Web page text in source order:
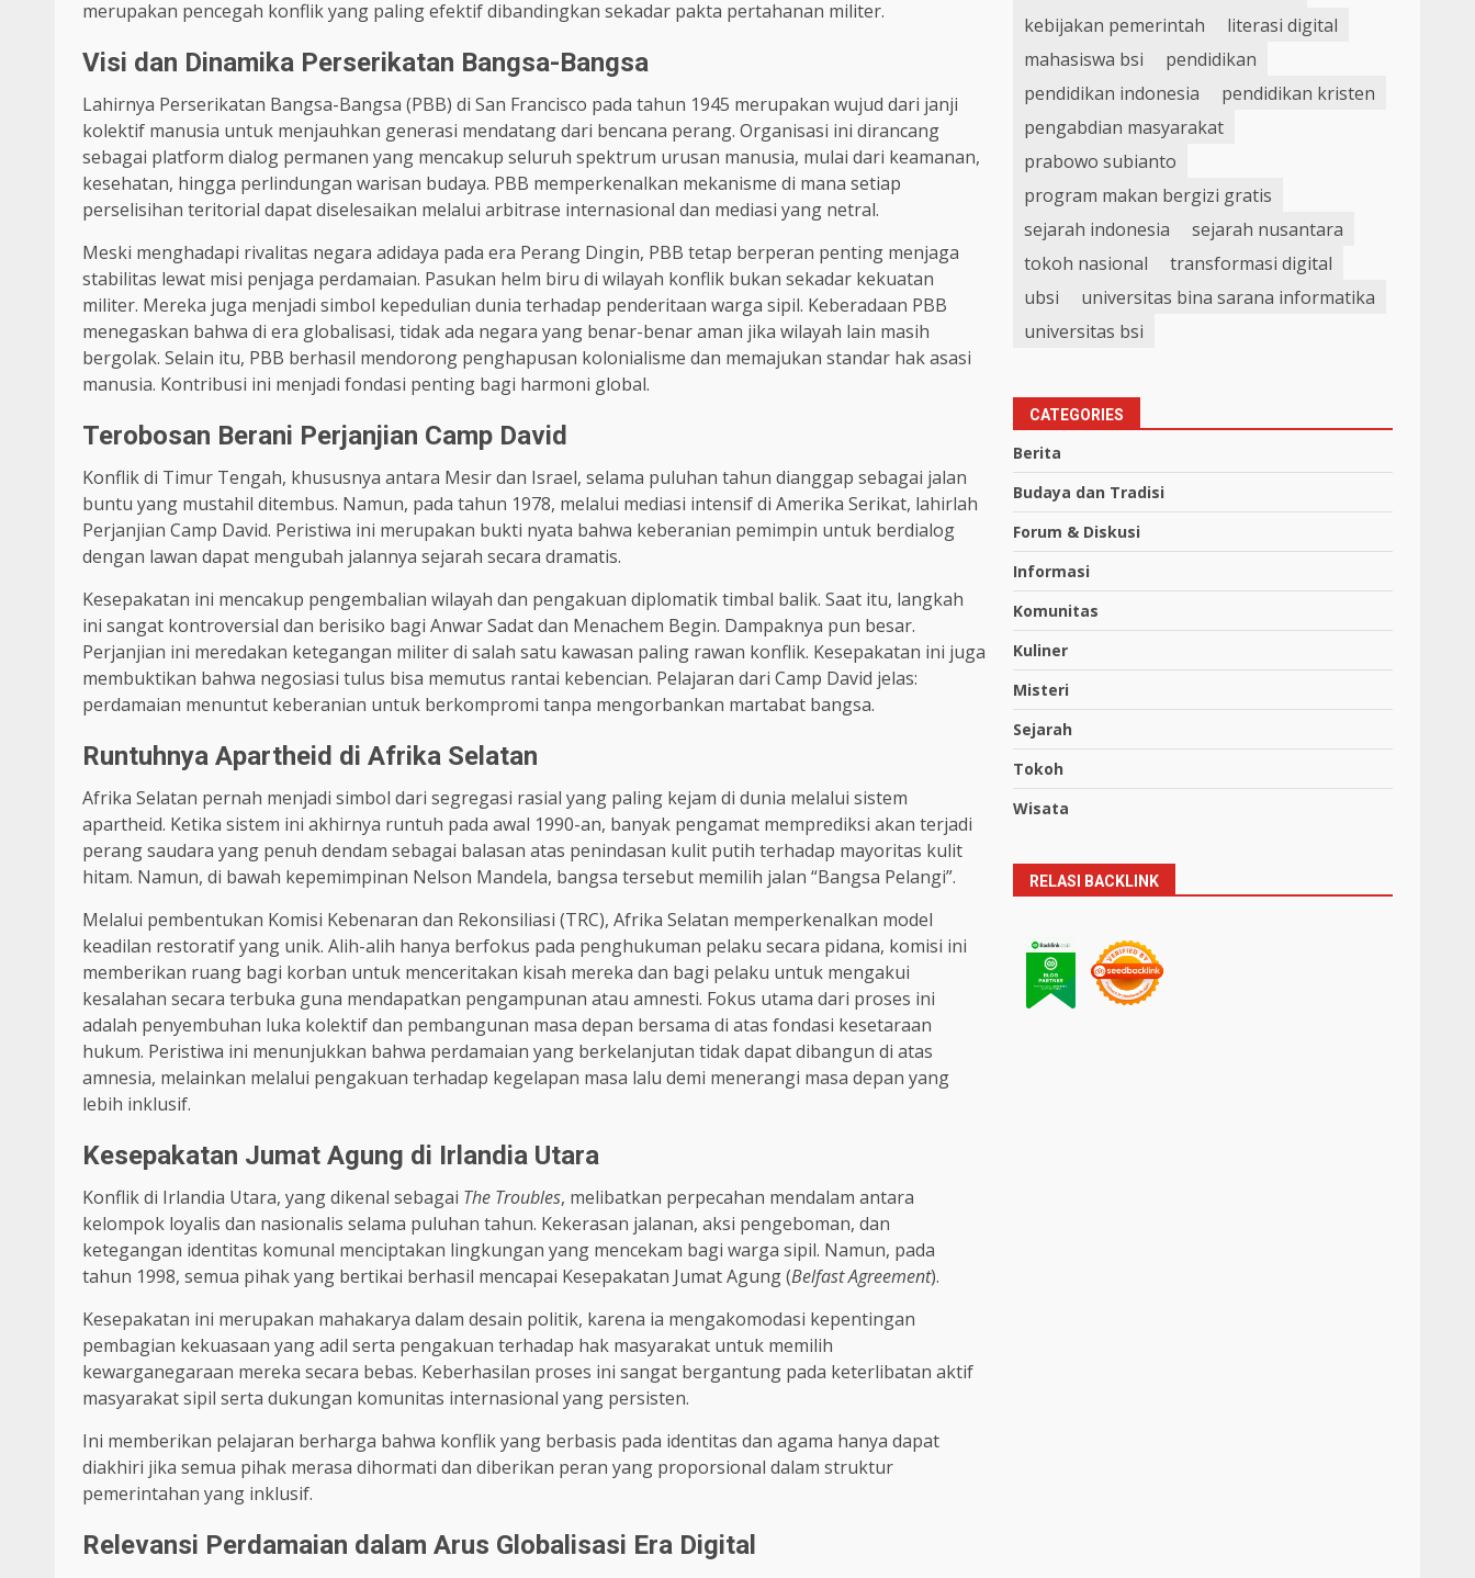
merupakan pencegah konflik yang paling efektif dibandingkan sekadar pakta pertahanan militer.
Visi dan Dinamika Perserikatan Bangsa-Bangsa
Lahirnya Perserikatan Bangsa-Bangsa (PBB) di San Francisco pada tahun 1945 merupakan wujud dari janji
kolektif manusia untuk menjauhkan generasi mendatang dari bencana perang. Organisasi ini dirancang
sebagai platform dialog permanen yang mencakup seluruh spektrum urusan manusia, mulai dari keamanan,
kesehatan, hingga perlindungan warisan budaya. PBB memperkenalkan mekanisme di mana setiap
perselisihan teritorial dapat diselesaikan melalui arbitrase internasional dan mediasi yang netral.
Meski menghadapi rivalitas negara adidaya pada era Perang Dingin, PBB tetap berperan penting menjaga
stabilitas lewat misi penjaga perdamaian. Pasukan helm biru di wilayah konflik bukan sekadar kekuatan
militer. Mereka juga menjadi simbol kepedulian dunia terhadap penderitaan warga sipil. Keberadaan PBB
menegaskan bahwa di era globalisasi, tidak ada negara yang benar-benar aman jika wilayah lain masih
bergolak. Selain itu, PBB berhasil mendorong penghapusan kolonialisme dan memajukan standar hak asasi
manusia. Kontribusi ini menjadi fondasi penting bagi harmoni global.
Terobosan Berani Perjanjian Camp David
Konflik di Timur Tengah, khususnya antara Mesir dan Israel, selama puluhan tahun dianggap sebagai jalan
buntu yang mustahil ditembus. Namun, pada tahun 1978, melalui mediasi intensif di Amerika Serikat, lahirlah
Perjanjian Camp David. Peristiwa ini merupakan bukti nyata bahwa keberanian pemimpin untuk berdialog
dengan lawan dapat mengubah jalannya sejarah secara dramatis.
Kesepakatan ini mencakup pengembalian wilayah dan pengakuan diplomatik timbal balik. Saat itu, langkah
ini sangat kontroversial dan berisiko bagi Anwar Sadat dan Menachem Begin. Dampaknya pun besar.
Perjanjian ini meredakan ketegangan militer di salah satu kawasan paling rawan konflik. Kesepakatan ini juga
membuktikan bahwa negosiasi tulus bisa memutus rantai kebencian. Pelajaran dari Camp David jelas:
perdamaian menuntut keberanian untuk berkompromi tanpa mengorbankan martabat bangsa.
Runtuhnya Apartheid di Afrika Selatan
Afrika Selatan pernah menjadi simbol dari segregasi rasial yang paling kejam di dunia melalui sistem
apartheid. Ketika sistem ini akhirnya runtuh pada awal 1990-an, banyak pengamat memprediksi akan terjadi
perang saudara yang penuh dendam sebagai balasan atas penindasan kulit putih terhadap mayoritas kulit
hitam. Namun, di bawah kepemimpinan Nelson Mandela, bangsa tersebut memilih jalan “Bangsa Pelangi”.
Melalui pembentukan Komisi Kebenaran dan Rekonsiliasi (TRC), Afrika Selatan memperkenalkan model
keadilan restoratif yang unik. Alih-alih hanya berfokus pada penghukuman pelaku secara pidana, komisi ini
memberikan ruang bagi korban untuk menceritakan kisah mereka dan bagi pelaku untuk mengakui
kesalahan secara terbuka guna mendapatkan pengampunan atau amnesti. Fokus utama dari proses ini
adalah penyembuhan luka kolektif dan pembangunan masa depan bersama di atas fondasi kesetaraan
hukum. Peristiwa ini menunjukkan bahwa perdamaian yang berkelanjutan tidak dapat dibangun di atas
amnesia, melainkan melalui pengakuan terhadap kegelapan masa lalu demi menerangi masa depan yang
lebih inklusif.
Kesepakatan Jumat Agung di Irlandia Utara
Konflik di Irlandia Utara, yang dikenal sebagai The Troubles, melibatkan perpecahan mendalam antara
kelompok loyalis dan nasionalis selama puluhan tahun. Kekerasan jalanan, aksi pengeboman, dan
ketegangan identitas komunal menciptakan lingkungan yang mencekam bagi warga sipil. Namun, pada
tahun 1998, semua pihak yang bertikai berhasil mencapai Kesepakatan Jumat Agung (Belfast Agreement).
Kesepakatan ini merupakan mahakarya dalam desain politik, karena ia mengakomodasi kepentingan
pembagian kekuasaan yang adil serta pengakuan terhadap hak masyarakat untuk memilih
kewarganegaraan mereka secara bebas. Keberhasilan proses ini sangat bergantung pada keterlibatan aktif
masyarakat sipil serta dukungan komunitas internasional yang persisten.
Ini memberikan pelajaran berharga bahwa konflik yang berbasis pada identitas dan agama hanya dapat
diakhiri jika semua pihak merasa dihormati dan diberikan peran yang proporsional dalam struktur
pemerintahan yang inklusif.
Relevansi Perdamaian dalam Arus Globalisasi Era Digital
kebijakan pemerintah
literasi digital
mahasiswa bsi
pendidikan
pendidikan indonesia
pendidikan kristen
pengabdian masyarakat
prabowo subianto
program makan bergizi gratis
sejarah indonesia
sejarah nusantara
tokoh nasional
transformasi digital
ubsi
universitas bina sarana informatika
universitas bsi
CATEGORIES
Berita
Budaya dan Tradisi
Forum & Diskusi
Informasi
Komunitas
Kuliner
Misteri
Sejarah
Tokoh
Wisata
RELASI BACKLINK